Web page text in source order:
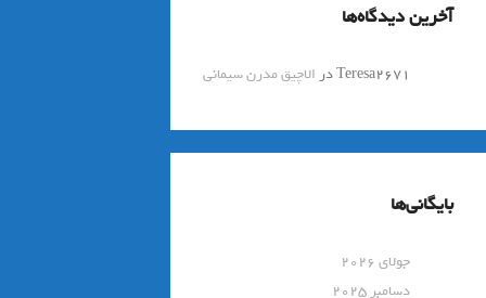
آخرین دیدگاه‌ها
Teresa2671در الاچیق مدرن سیمانی
بایگانی‌ها
جولای 2026
دسامبر 2025